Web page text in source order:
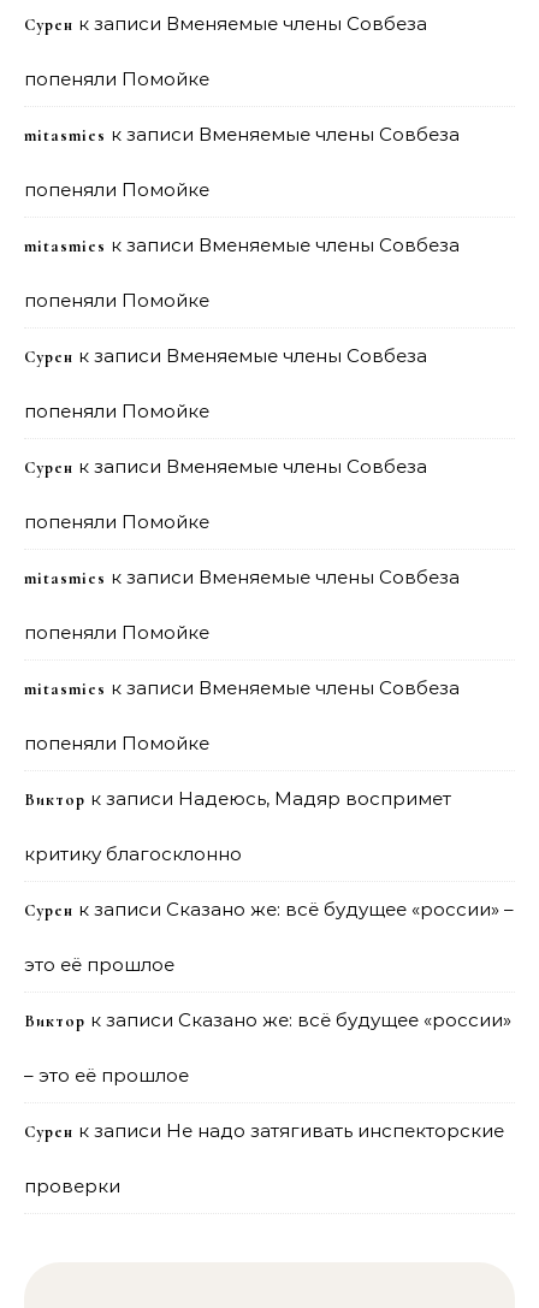
Сурен к записи Вменяемые члены Совбеза
попеняли Помойке
mitasmies к записи Вменяемые члены Совбеза
попеняли Помойке
mitasmies к записи Вменяемые члены Совбеза
попеняли Помойке
Сурен к записи Вменяемые члены Совбеза
попеняли Помойке
Сурен к записи Вменяемые члены Совбеза
попеняли Помойке
mitasmies к записи Вменяемые члены Совбеза
попеняли Помойке
mitasmies к записи Вменяемые члены Совбеза
попеняли Помойке
Виктор к записи Надеюсь, Мадяр воспримет
критику благосклонно
Сурен к записи Сказано же: всё будущее «россии» –
это её прошлое
Виктор к записи Сказано же: всё будущее «россии»
– это её прошлое
Сурен к записи Не надо затягивать инспекторские
проверки